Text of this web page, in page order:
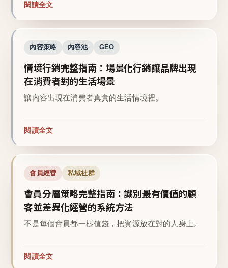
閱讀全文
內容策略 內容池 GEO
情境行銷完整指南：場景化行銷讓品牌出現
在消費者對的生活場景
讓內容出現在消費者真實的生活情境裡。
閱讀全文
會員經營 私域社群
會員分層策略完整指南：識別最有價值的顧
客並差異化經營的系統方法
不是每個會員都一樣值錢，把資源放在對的人身上。
閱讀全文